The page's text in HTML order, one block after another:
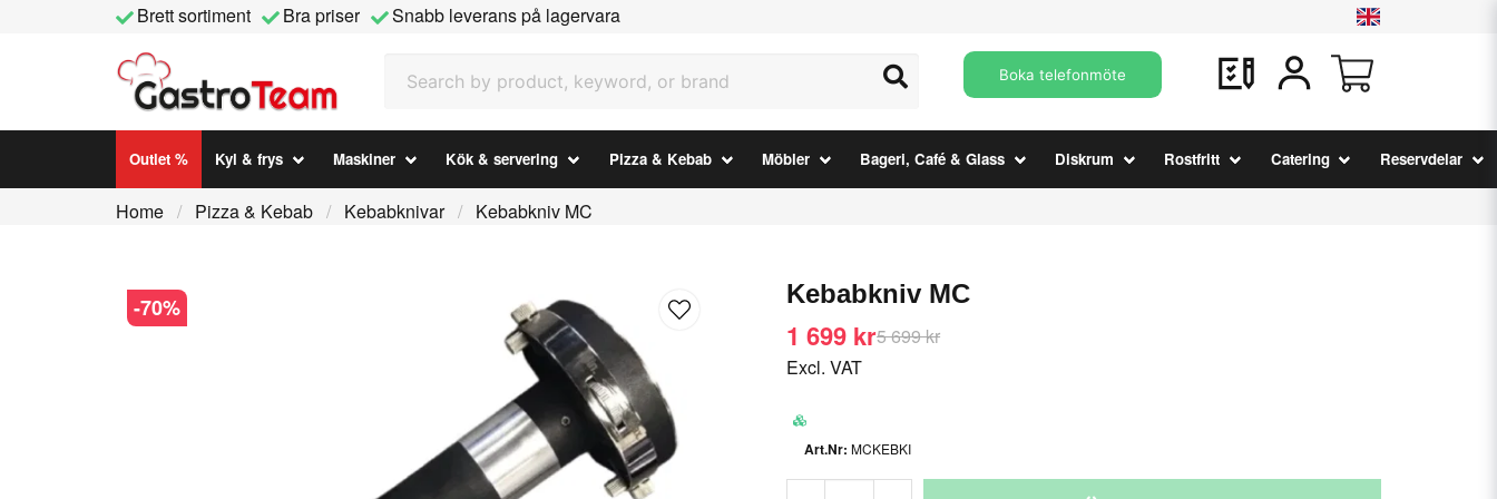
Brett sortiment Bra priser
Snabb leverans på lagervara
Boka telefonmöte
Outlet % Kyl & frys Maskiner Kök & servering Pizza & Kebab Möbler Bageri, Café & Glass Diskrum Rostfritt Catering Reservdelar
Home Pizza & Kebab Kebabknivar Kebabkniv MC
-70% Kebabkniv MC
5 699 kr
1 699 kr
Excl. VAT
MCKEBKI